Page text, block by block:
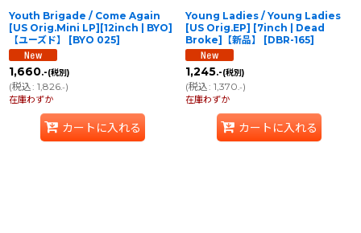
絞り込む
Youth Brigade / Come Again
[US Orig.Mini LP][12inch | BYO]
【ユーズド】
[BYO 025]
1,660.-(税別)
(税込: 1,826.-)
在庫わずか
カートに入れる
Young Ladies / Young Ladies
[US Orig.EP] [7inch | Dead
Broke]【新品】
[DBR-165]
1,245.-(税別)
(税込: 1,370.-)
在庫わずか
カートに入れる